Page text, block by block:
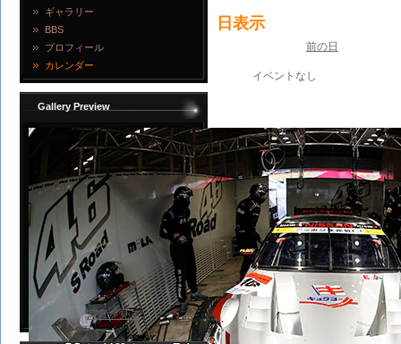
ギャラリー
BBS
プロフィール
カレンダー
Gallery Preview
写真を見る
日表示
前の日
イベントなし